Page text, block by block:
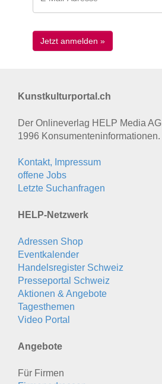
Kunstkulturportal.ch
Der Onlineverlag HELP Media
1996 Konsumenten­informationen.
Kontakt, Impressum
offene Jobs
Letzte Suchanfragen
HELP-Netzwerk
Adressen Shop
Eventkalender
Handelsregister Schweiz
Presseportal Schweiz
Aktionen & Angebote
Tagesthemen
Video Portal
Angebote
Für Firmen